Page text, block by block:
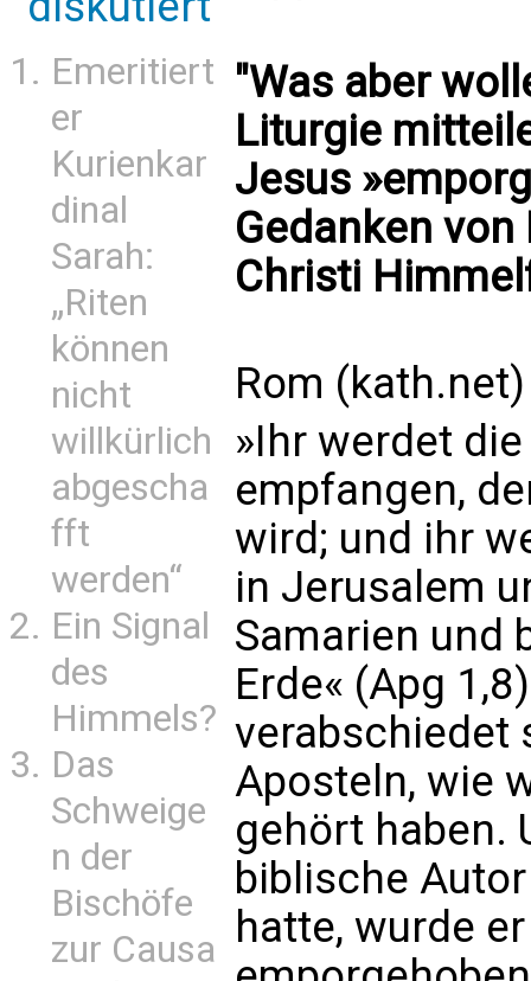
Emeritiert
er
Kurienkar
dinal
Sarah:
„Riten
können
nicht
willkürlich
abgescha
fft
werden“
Ein Signal
des
Himmels?
Das
Schweige
n der
Bischöfe
zur Causa
"Was aber
Liturgie
Jesus
Gedanken
Christi
Rom (kath.net)
»Ihr werdet
empfangen,
wird; und ihr
in Jerusalem
Samarien und
Erde« (Apg
verabschiedet
Aposteln, wie
gehört haben.
biblische
hatte, wurde